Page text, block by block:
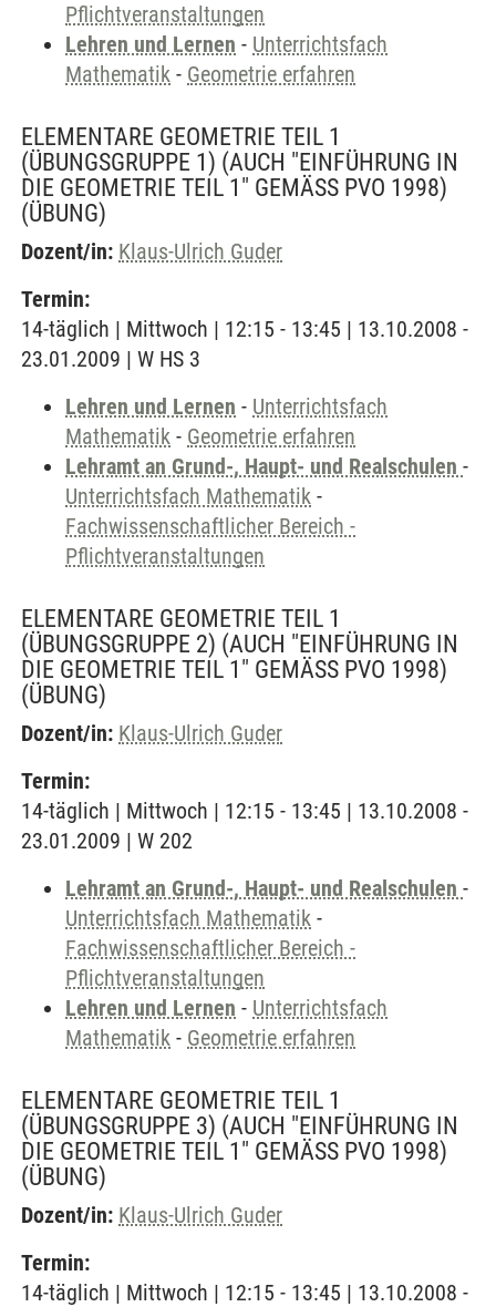
Pflichtveranstaltungen
Lehren und Lernen - Unterrichtsfach
Mathematik - Geometrie erfahren
ELEMENTARE GEOMETRIE TEIL 1
(ÜBUNGSGRUPPE 1) (AUCH "EINFÜHRUNG IN
DIE GEOMETRIE TEIL 1" GEMÄSS PVO 1998)
(ÜBUNG)
Dozent/in: Klaus-Ulrich Guder
Termin:
14-täglich | Mittwoch | 12:15 - 13:45 | 13.10.2008 -
23.01.2009 | W HS 3
Lehren und Lernen - Unterrichtsfach
Mathematik - Geometrie erfahren
Lehramt an Grund-, Haupt- und Realschulen -
Unterrichtsfach Mathematik -
Fachwissenschaftlicher Bereich -
Pflichtveranstaltungen
ELEMENTARE GEOMETRIE TEIL 1
(ÜBUNGSGRUPPE 2) (AUCH "EINFÜHRUNG IN
DIE GEOMETRIE TEIL 1" GEMÄSS PVO 1998)
(ÜBUNG)
Dozent/in: Klaus-Ulrich Guder
Termin:
14-täglich | Mittwoch | 12:15 - 13:45 | 13.10.2008 -
23.01.2009 | W 202
Lehramt an Grund-, Haupt- und Realschulen -
Unterrichtsfach Mathematik -
Fachwissenschaftlicher Bereich -
Pflichtveranstaltungen
Lehren und Lernen - Unterrichtsfach
Mathematik - Geometrie erfahren
ELEMENTARE GEOMETRIE TEIL 1
(ÜBUNGSGRUPPE 3) (AUCH "EINFÜHRUNG IN
DIE GEOMETRIE TEIL 1" GEMÄSS PVO 1998)
(ÜBUNG)
Dozent/in: Klaus-Ulrich Guder
Termin:
14-täglich | Mittwoch | 12:15 - 13:45 | 13.10.2008 -